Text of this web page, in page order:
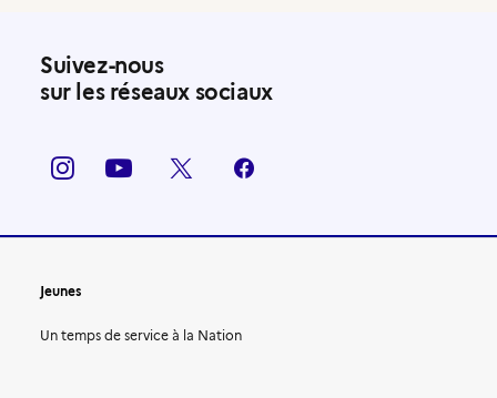
Suivez-nous
sur les réseaux sociaux
Jeunes
Un temps de service à la Nation